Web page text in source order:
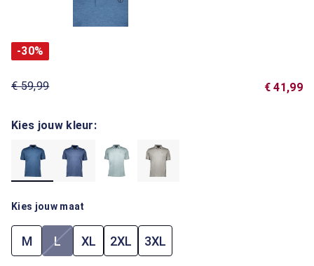
-30%
€ 59,99 € 41,99
Kies jouw kleur:
Kies jouw maat
M L(Deze optie is momenteel niet beschikbaar.)
XL 2XL 3XL